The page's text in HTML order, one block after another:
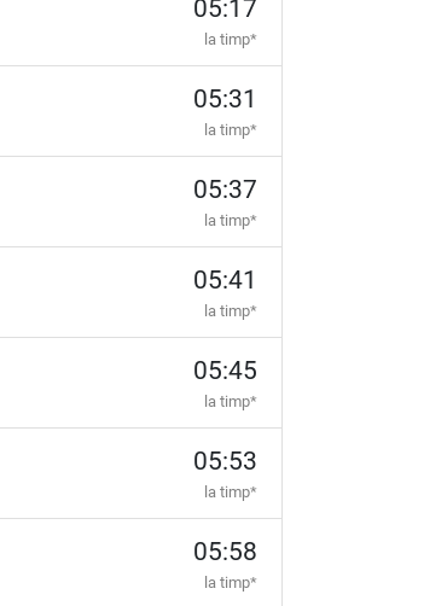
05:17
la timp*
05:31
la timp*
05:37
la timp*
05:41
la timp*
05:45
la timp*
05:53
la timp*
05:58
la timp*